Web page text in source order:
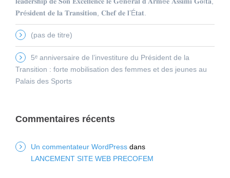
𝐏𝐫é𝐬𝐢𝐝𝐞𝐧𝐭 𝐝𝐞 𝐥𝐚 𝐓𝐫𝐚𝐧𝐬𝐢𝐭𝐢𝐨𝐧, 𝐂𝐡𝐞𝐟 𝐝𝐞 𝐥’É𝐭𝐚𝐭.
(pas de titre)
5ᵉ anniversaire de l’investiture du Président de la
Transition : forte mobilisation des femmes et des jeunes au
Palais des Sports
Commentaires récents
Un commentateur WordPress dans
LANCEMENT SITE WEB PRECOFEM